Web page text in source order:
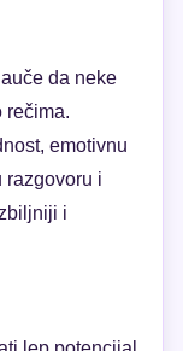
da neke
rečima.
emotivnu
razgovoru i
i